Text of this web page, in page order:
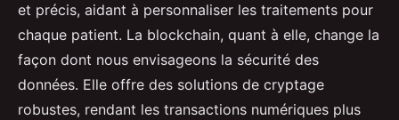
et précis, aidant à personnaliser les traitements pour
chaque patient. La blockchain, quant à elle, change la
façon dont nous envisageons la sécurité des
données. Elle offre des solutions de cryptage
robustes, rendant les transactions numériques plus